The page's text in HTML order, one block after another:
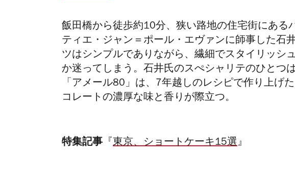
飯田橋から徒歩約10分、狭い路地の住宅街にある
ティエ・ジャン＝ポール・エヴァンに師事した石
ツはシンプルでありながら、繊細でスタイリッシ
か迷ってしまう。石井氏のスぺシャリテのひとつ
「アメール80」は、7年越しのレシピで作り上げ
コレートの濃厚な味と香りが際立つ。
特集記事 『 東京、ショートケーキ15選』